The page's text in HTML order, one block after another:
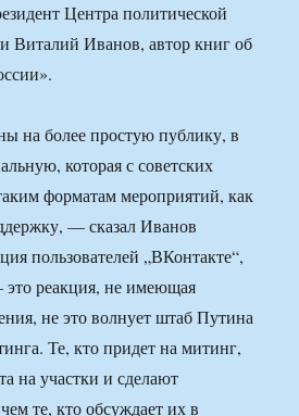
Центра политической
Виталий Иванов, автор книг об
на более простую публику, в
которая с советских
форматам мероприятий, как
— сказал Иванов
пользователей „ВКонтакте“,
реакция, не имеющая
не это волнует штаб Путина
Те, кто придет на митинг,
на участки и сделают
те, кто обсуждает их в